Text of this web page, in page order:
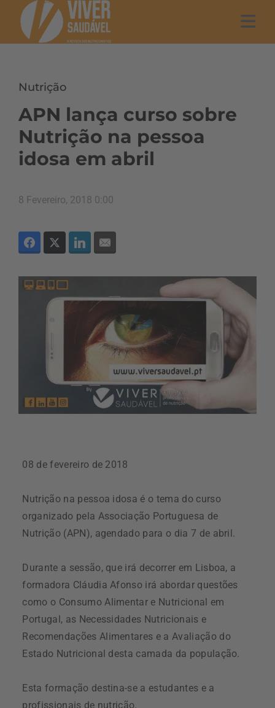
Nutrição
APN lança curso sobre
Nutrição na pessoa
idosa em abril
8 Fevereiro, 2018 0:00
08 de fevereiro de 2018
Nutrição na pessoa idosa é o tema do curso
organizado pela Associação Portuguesa de
Nutrição (APN), agendado para o dia 7 de abril.
Durante a sessão, que irá decorrer em Lisboa, a
formadora Cláudia Afonso irá abordar questões
como o Consumo Alimentar e Nutricional em
Portugal, as Necessidades Nutricionais e
Recomendações Alimentares e a Avaliação do
Estado Nutricional desta camada da população.
Esta formação destina-se a estudantes e a
profissionais de nutrição.